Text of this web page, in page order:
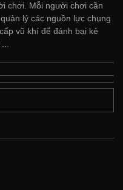
chơi. Mỗi người chơi cần
lý các nguồn lực chung
vũ khí để đánh bại kẻ